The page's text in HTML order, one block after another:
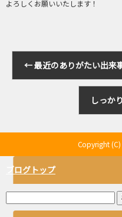
よろしくお願いいたします！
←最近のありがたい出来
しっか
Copyright
ブログトップ